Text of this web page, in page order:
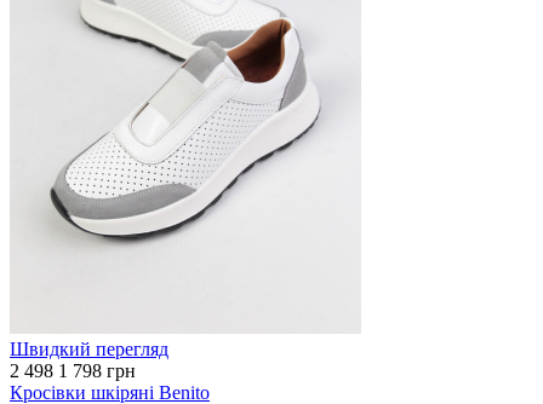
Швидкий перегляд
2 498 1 798 грн
Кросівки шкіряні Benito